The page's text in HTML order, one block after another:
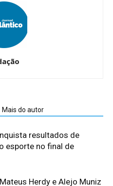
Mais do autor
resultados de
esporte no final de
Herdy e Alejo Muniz